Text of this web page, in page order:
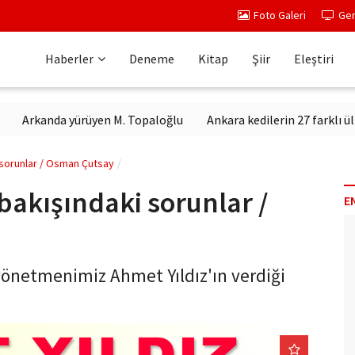
Foto Galeri
Haberler Deneme Kitap Şiir Eleştiri
yürüyen M. Topaloğlu Ankara kedilerin 27 farklı ülkeden
/ Osman Çutsay
sorunlar /
Ahmet Yıldız'ın verdiği